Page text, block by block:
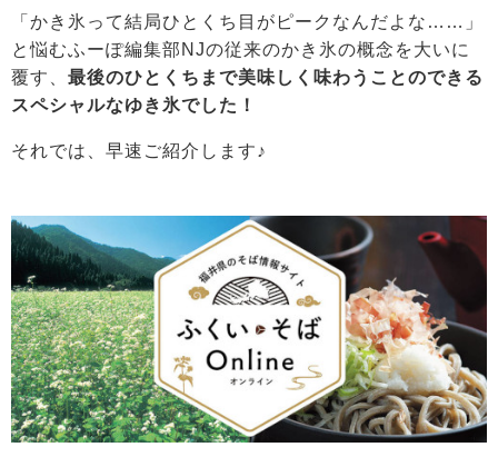
「かき氷って結局ひとくち目がピークなんだよな……」
と悩むふーぽ編集部NJの従来のかき氷の概念を大いに
覆す、 最後のひとくちまで美味しく味わうことのできる
スペシャルなゆき氷でした！
それでは、早速ご紹介します♪